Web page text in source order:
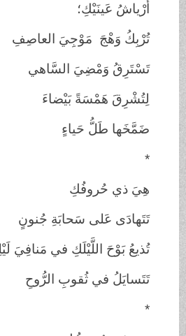
أَرْياشُ عَينَيْكِ؛
تُرْبِكُ وَهْجَ مَوْجِيَ العاصِفِ
تَسْتَرِقُ وَمْضِيَ السَّاهي
لِتُشْرِقَ هَمْسَةً بَيْضاءَ
ضَمَّخَها طَلُّ حَياءٍ
هِيَ ذي حُروفُكِ
تَتَهادَى عَلى سَحابَةِ جُنونٍ
تُذيعُ بَوْحَ اللَّيْلَكِ في مَنافِيَ لَيْلِكِ
تَتَسايَلُ في ثُقوبِ الرُّوحِ